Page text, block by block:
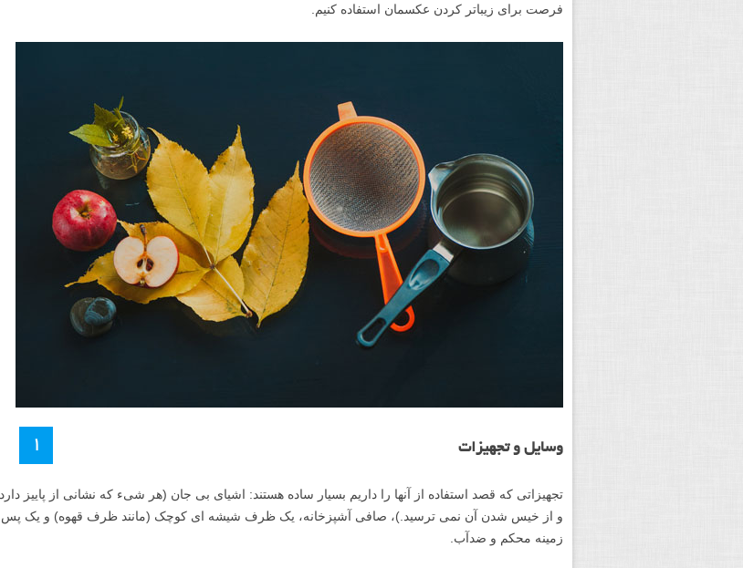
فرصت برای زیباتر کردن عکسمان استفاده کنیم.
۱ وسایل و تجهیزات
تجهیزاتی که قصد استفاده از آن­ها را داریم بسیار ساده هستند: اشیای بی­ جان (هر شیء که نشانی از پاییز دارد
و از خیس شدن آن نمی ­ترسید.)، صافی آشپزخانه، یک ظرف شیشه ای کوچک (مانند ظرف قهوه) و یک پس
زمینه محکم و ضدآب.